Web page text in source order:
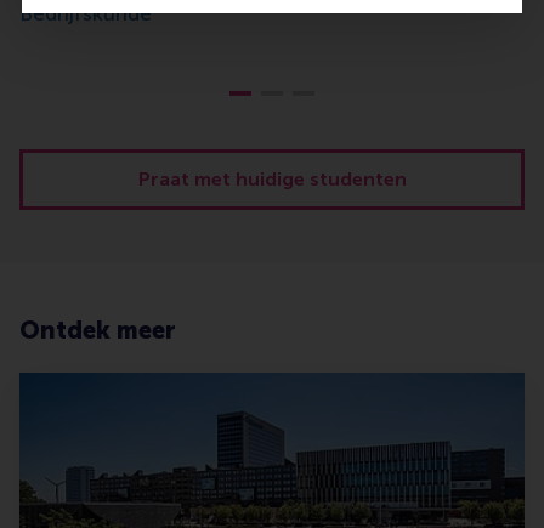
Bedrijfskunde
Praat met huidige studenten
Ontdek meer